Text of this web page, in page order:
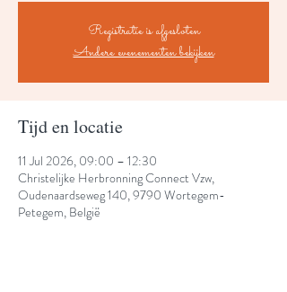
Registratie is afgesloten
Andere evenementen bekijken
Tijd en locatie
11 Jul 2026, 09:00 – 12:30
Christelijke Herbronning Connect Vzw,
Oudenaardseweg 140, 9790 Wortegem-
Petegem, België